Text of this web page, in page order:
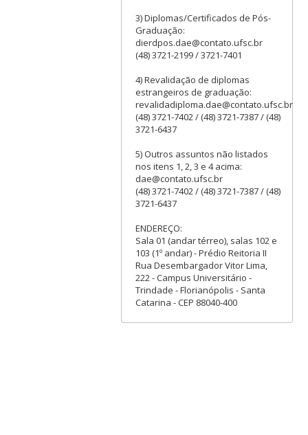
3) Diplomas/Certificados de Pós-
Graduação:
dierdpos.dae@contato.ufsc.br
(48) 3721-2199 / 3721-7401
4) Revalidação de diplomas
estrangeiros de graduação:
revalidadiploma.dae@contato.ufsc.br
(48) 3721-7402 / (48) 3721-7387 / (48)
3721-6437
5) Outros assuntos não listados
nos itens 1, 2, 3 e 4 acima:
dae@contato.ufsc.br
(48) 3721-7402 / (48) 3721-7387 / (48)
3721-6437
ENDEREÇO:
Sala 01 (andar térreo), salas 102 e
103 (1º andar) - Prédio Reitoria II
Rua Desembargador Vitor Lima,
222 - Campus Universitário -
Trindade - Florianópolis - Santa
Catarina - CEP 88040-400